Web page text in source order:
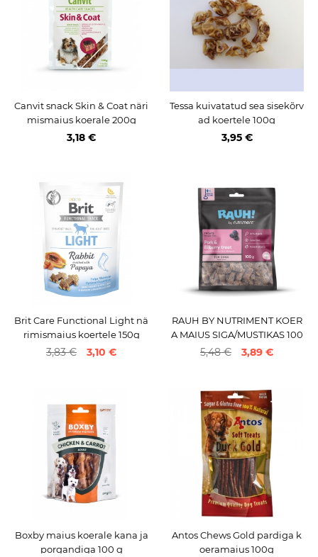
Canvit snack Skin & Coat näri
mismaius koerale 200g
3,18 €
Tessa kuivatatud sea sisekõrv
ad koertele 100g
3,95 €
Brit Care Functional Light nä
rimismaius koertele 150g
3,83 € 3,10 €
RAUH BY NUTRIMENT KOER
A MAIUS SIGA/MUSTIKAS 100
G N1
5,48 € 3,89 €
Boxby maius koerale kana ja
porgandiga 100 g
Antos Chews Gold pardiga k
oeramaius 100g